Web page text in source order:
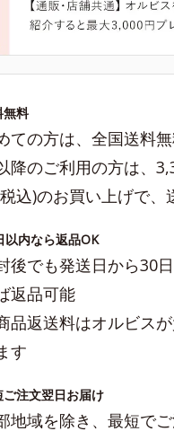
無料
ての方は、全国送料
降のご利用の方は、
込)のお買い上げで、
以内なら返品OK
後でも発送日から30
返品可能
品返送料はオルビス
す
ご注文翌日お届け
地域を除き、最短で